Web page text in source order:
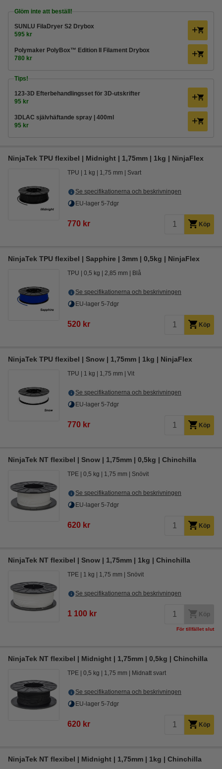
Glöm inte att beställ!
SUNLU FilaDryer S2 Drybox
595 kr
Polymaker PolyBox™ Edition II Filament Drybox
780 kr
Tips!
123-3D Efterbehandlingsset för 3D-utskrifter
95 kr
3DLAC självhäftande spray | 400ml
95 kr
NinjaTek TPU flexibel | Midnight | 1,75mm | 1kg | NinjaFlex
TPU 1 kg 1,75 mm Svart
Se specifikationerna och beskrivningen
EU-lager 5-7dgr
770 kr Köp
NinjaTek TPU flexibel | Sapphire | 3mm | 0,5kg | NinjaFlex
TPU 0,5 kg 2,85 mm Blå
Se specifikationerna och beskrivningen
EU-lager 5-7dgr
520 kr Köp
NinjaTek TPU flexibel | Snow | 1,75mm | 1kg | NinjaFlex
TPU 1 kg 1,75 mm Vit
Se specifikationerna och beskrivningen
EU-lager 5-7dgr
770 kr Köp
NinjaTek NT flexibel | Snow | 1,75mm | 0,5kg | Chinchilla
TPE 0,5 kg 1,75 mm Snövit
Se specifikationerna och beskrivningen
EU-lager 5-7dgr
620 kr Köp
NinjaTek NT flexibel | Snow | 1,75mm | 1kg | Chinchilla
TPE 1 kg 1,75 mm Snövit
Se specifikationerna och beskrivningen
1 100 kr Köp
För tillfället slut
NinjaTek NT flexibel | Midnight | 1,75mm | 0,5kg | Chinchilla
TPE 0,5 kg 1,75 mm Midnatt svart
Se specifikationerna och beskrivningen
EU-lager 5-7dgr
620 kr Köp
NinjaTek NT flexibel | Midnight | 1,75mm | 1kg | Chinchilla